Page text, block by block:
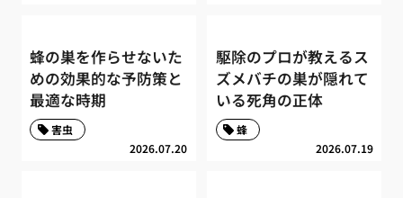
蜂の巣を作らせないた
めの効果的な予防策と
最適な時期
2026.07.20
害虫
駆除のプロが教えるス
ズメバチの巣が隠れて
いる死角の正体
2026.07.19
蜂